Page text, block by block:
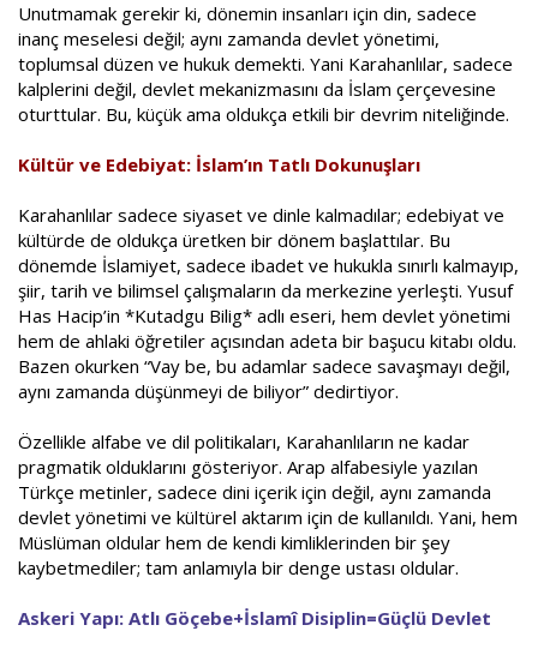
Unutmamak gerekir ki, dönemin insanları için din, sadece
inanç meselesi değil; aynı zamanda devlet yönetimi,
toplumsal düzen ve hukuk demekti. Yani Karahanlılar, sadece
kalplerini değil, devlet mekanizmasını da İslam çerçevesine
oturttular. Bu, küçük ama oldukça etkili bir devrim niteliğinde.
Kültür ve Edebiyat: İslam’ın Tatlı Dokunuşları
Karahanlılar sadece siyaset ve dinle kalmadılar; edebiyat ve
kültürde de oldukça üretken bir dönem başlattılar. Bu
dönemde İslamiyet, sadece ibadet ve hukukla sınırlı kalmayıp,
şiir, tarih ve bilimsel çalışmaların da merkezine yerleşti. Yusuf
Has Hacip’in *Kutadgu Bilig* adlı eseri, hem devlet yönetimi
hem de ahlaki öğretiler açısından adeta bir başucu kitabı oldu.
Bazen okurken “Vay be, bu adamlar sadece savaşmayı değil,
aynı zamanda düşünmeyi de biliyor” dedirtiyor.
Özellikle alfabe ve dil politikaları, Karahanlıların ne kadar
pragmatik olduklarını gösteriyor. Arap alfabesiyle yazılan
Türkçe metinler, sadece dini içerik için değil, aynı zamanda
devlet yönetimi ve kültürel aktarım için de kullanıldı. Yani, hem
Müslüman oldular hem de kendi kimliklerinden bir şey
kaybetmediler; tam anlamıyla bir denge ustası oldular.
Askeri Yapı: Atlı Göçebe+İslamî Disiplin=Güçlü Devlet